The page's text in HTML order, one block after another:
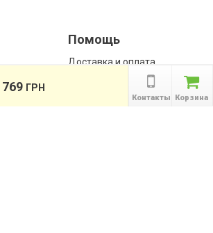
Помощь
Доставка и оплата
Корзина
Контакты
769 ГРН